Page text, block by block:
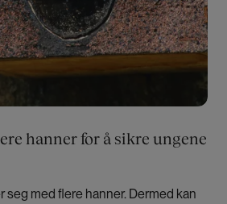
hanner for å sikre ungene
seg med flere hanner. Dermed kan